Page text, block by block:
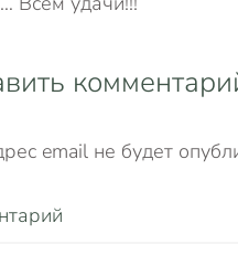
email не будет